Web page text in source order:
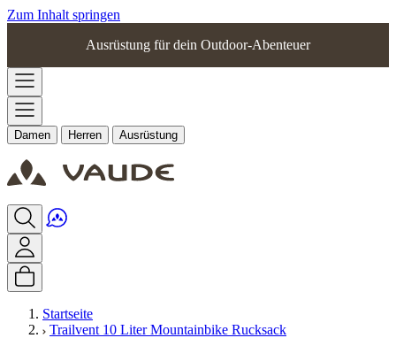
Zum Inhalt springen
Ausrüstung für dein Outdoor-Abenteuer
Damen Herren Ausrüstung
Startseite
Trailvent 10 Liter Mountainbike Rucksack